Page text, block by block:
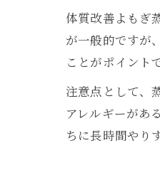
体質改善よもぎ
が一般的ですが
ことがポイント
注意点として、
アレルギーがあ
ちに長時間やり